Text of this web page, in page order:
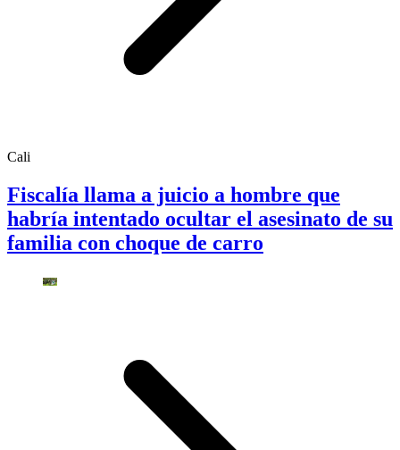
Cali
Fiscalía llama a juicio a hombre que
habría intentado ocultar el asesinato de su
familia con choque de carro